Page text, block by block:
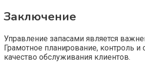
Заключение
Управление запасами является
Грамотное планирование, контроль
качество обслуживания клиентов.